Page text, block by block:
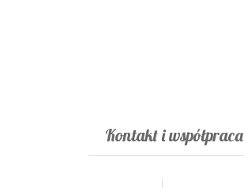
Kontakt i współpraca